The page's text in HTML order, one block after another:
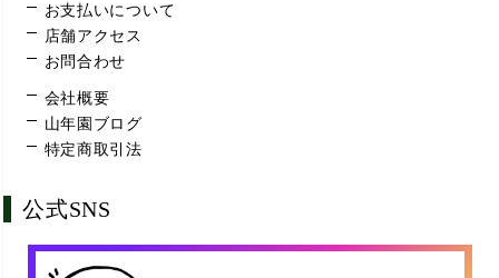
お支払いについて
店舗アクセス
お問合わせ
会社概要
山年園ブログ
特定商取引法
公式SNS